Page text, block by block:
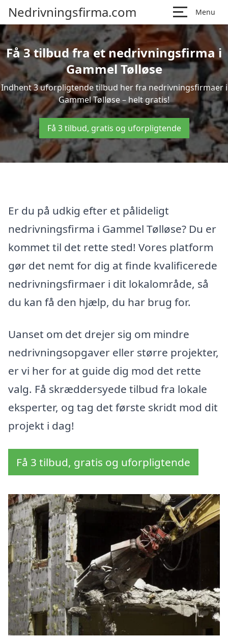
Nedrivningsfirma.com Menu
Få 3 tilbud fra et nedrivningsfirma i
Gammel Tølløse
Indhent 3 uforpligtende tilbud her fra nedrivningsfirmaer i
Gammel Tølløse – helt gratis!
Få 3 tilbud, gratis og uforpligtende
Er du på udkig efter et pålideligt
nedrivningsfirma i Gammel Tølløse? Du er
kommet til det rette sted! Vores platform
gør det nemt for dig at finde kvalificerede
nedrivningsfirmaer i dit lokalområde, så
du kan få den hjælp, du har brug for.
Uanset om det drejer sig om mindre
nedrivningsopgaver eller større projekter,
er vi her for at guide dig mod det rette
valg. Få skræddersyede tilbud fra lokale
eksperter, og tag det første skridt mod dit
projekt i dag!
Få 3 tilbud, gratis og uforpligtende